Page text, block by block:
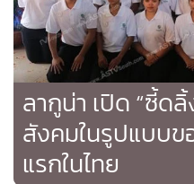
ทำให้คนที่เดือดร้อนจริงๆ ที่ไม่
จะทำอย่างเพื่อดูแลเขา แต่ถ้
ตามกฎหมาย ตนเห็นใจไม่ได้ท
ต้องทำแบบนี้ มีเรื่องมีราวปร
แต่ต้องดูแลภายใต้หลักเกณฑ์ที่
ว่ากันมา มีกติกา
ลากูน่า เปิด “ซี้ด
สังคมในรูปแบบข
แรกในไทย